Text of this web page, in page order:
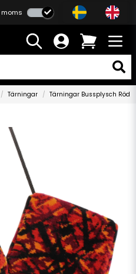
moms
Tärningar Tärningar Bussplysch Röd